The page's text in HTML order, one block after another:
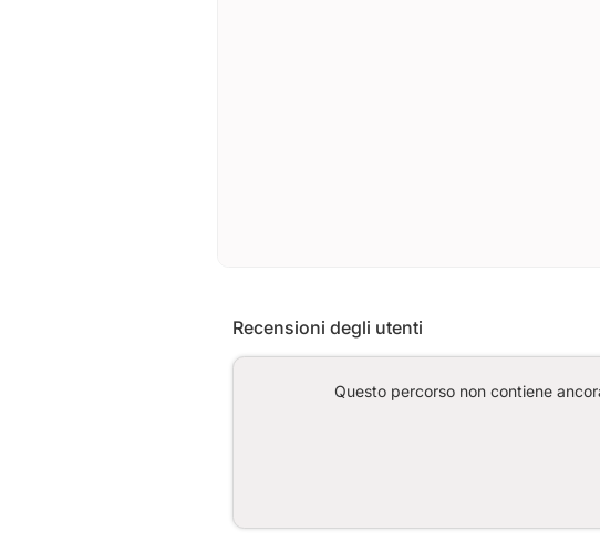
Recensioni degli utenti
Questo percorso non contiene